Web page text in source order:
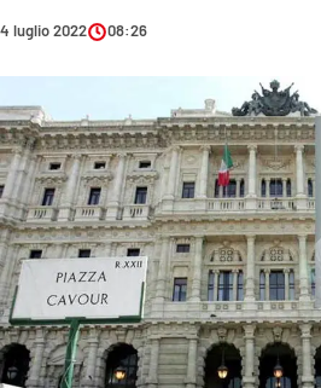
AMBIENTE
SOCIETÀ
CULTURA
ECONOMIA E LAVORO
EVENTI
SPORT
Streaming
4 luglio 2022 08:26